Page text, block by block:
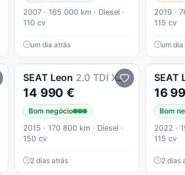
2007 · 165 000 km · Diesel ·
110 cv
um dia atrás
2019 ·
115 cv
um dia
SEAT Leon 2.0 TDI Xcellence DSG S/S
14 990 €
Bom negócio
2015 · 170 800 km · Diesel ·
150 cv
2 dias atrás
SEAT
16
Bom
2022 ·
115 cv
2 dias